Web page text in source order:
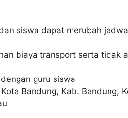
siswa dapat merubah
biaya transport serta tidak
guru siswa
Bandung, Kab. Bandung,